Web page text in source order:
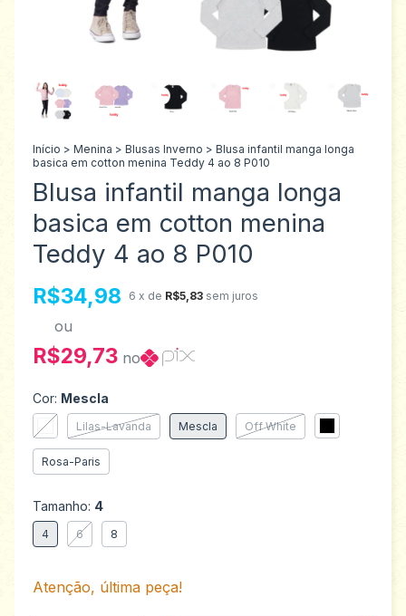
Início > Menina > Blusas Inverno > Blusa infantil manga longa
basica em cotton menina Teddy 4 ao 8 P010
Blusa infantil manga longa
basica em cotton menina
Teddy 4 ao 8 P010
R$34,98 6 x de R$5,83 sem juros
ou
R$29,73 no
Cor: Mescla
Lilas-Lavanda Mescla Off White
Rosa-Paris
Tamanho: 4
4 6 8
Atenção, última peça!